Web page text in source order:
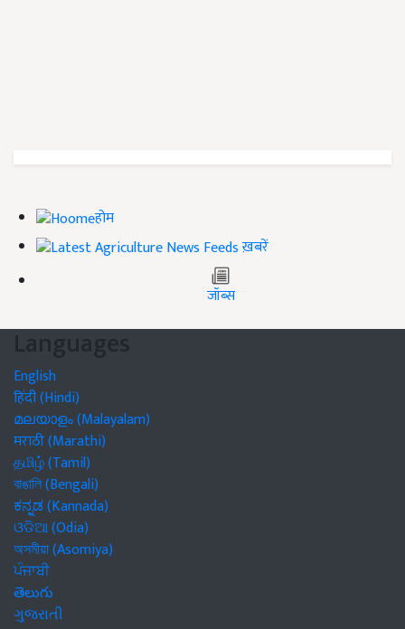
होम
ख़बरें
जॉब्स
Languages
English
हिंदी (Hindi)
മലയാളം (Malayalam)
मराठी (Marathi)
தமிழ் (Tamil)
বাঙালি (Bengali)
ಕನ್ನಡ (Kannada)
ଓଡିଆ (Odia)
অসমীয়া (Asomiya)
ਪੰਜਾਬੀ
తెలుగు
ગુજરાતી